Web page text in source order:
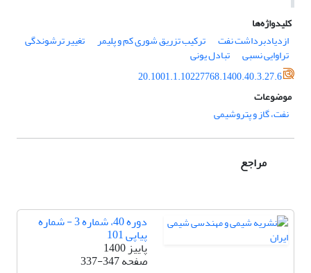
کلیدواژه‌ها
ازدیادبرداشت نفت
ترکیب تزریق شوری کم و پلیمر تغییر ترشوندگی
تراوایی نسبی
تبادل یونی
20.1001.1.10227768.1400.40.3.27.6
موضوعات
نفت، گاز و پتروشیمی
مراجع
دوره 40، شماره 3 - شماره
پیاپی 101
پاییز 1400
صفحه337-347